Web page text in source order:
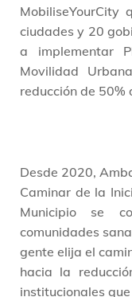
MobiliseYourCity
ciudades y 20
a implementar
Movilidad
reducción de 50%
Desde 2020,
Caminar de la
Municipio se
comunidades
gente elija el
hacia la
institucionales